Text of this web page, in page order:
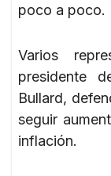
poco a poco.
Varios
presidente
Bullard,
seguir
inflación.